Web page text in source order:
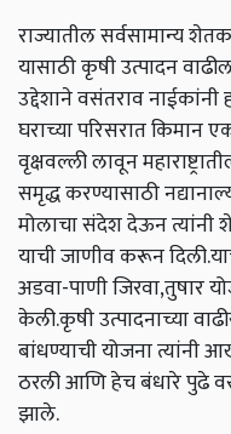
राज्यातील सर्वसामान्य
यासाठी कृषी उत्पादन
उद्देशाने वसंतराव नाईकांनी
घराच्या परिसरात किमान
वृक्षवल्ली लावून
समृद्ध करण्यासाठी
मोलाचा संदेश देऊन त्यांनी
याची जाणीव करून
अडवा-पाणी जिरवा,तुषार
केली.कृषी उत्पादनाच्या
बांधण्याची योजना त्यांनी
ठरली आणि हेच बंधारे पुढे
झाले.